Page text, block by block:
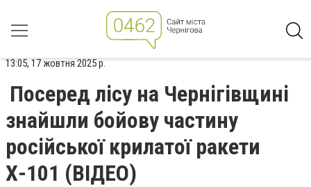
13:05, 17 жовтня 2025 р.
Посеред лісу на Чернігівщині
знайшли бойову частину
російської крилатої ракети
Х-101 (ВІДЕО)